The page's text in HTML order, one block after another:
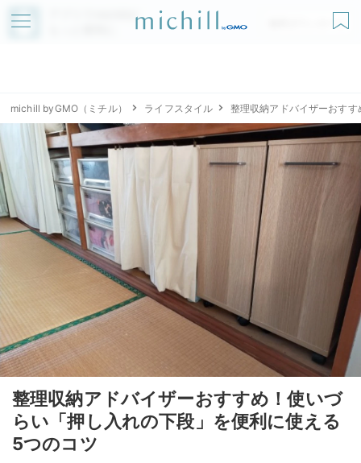
アプリでmichillが
無料ダウンロード
michill byGMO（ミチル） ライフスタイル 整理収納アドバイザーおす
整理収納アドバイザーおすすめ！使いづ
らい「押し入れの下段」を便利に使える
5つのコツ